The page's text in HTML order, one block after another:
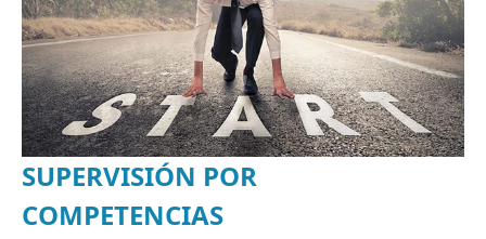
SUPERVISIÓN POR
COMPETENCIAS